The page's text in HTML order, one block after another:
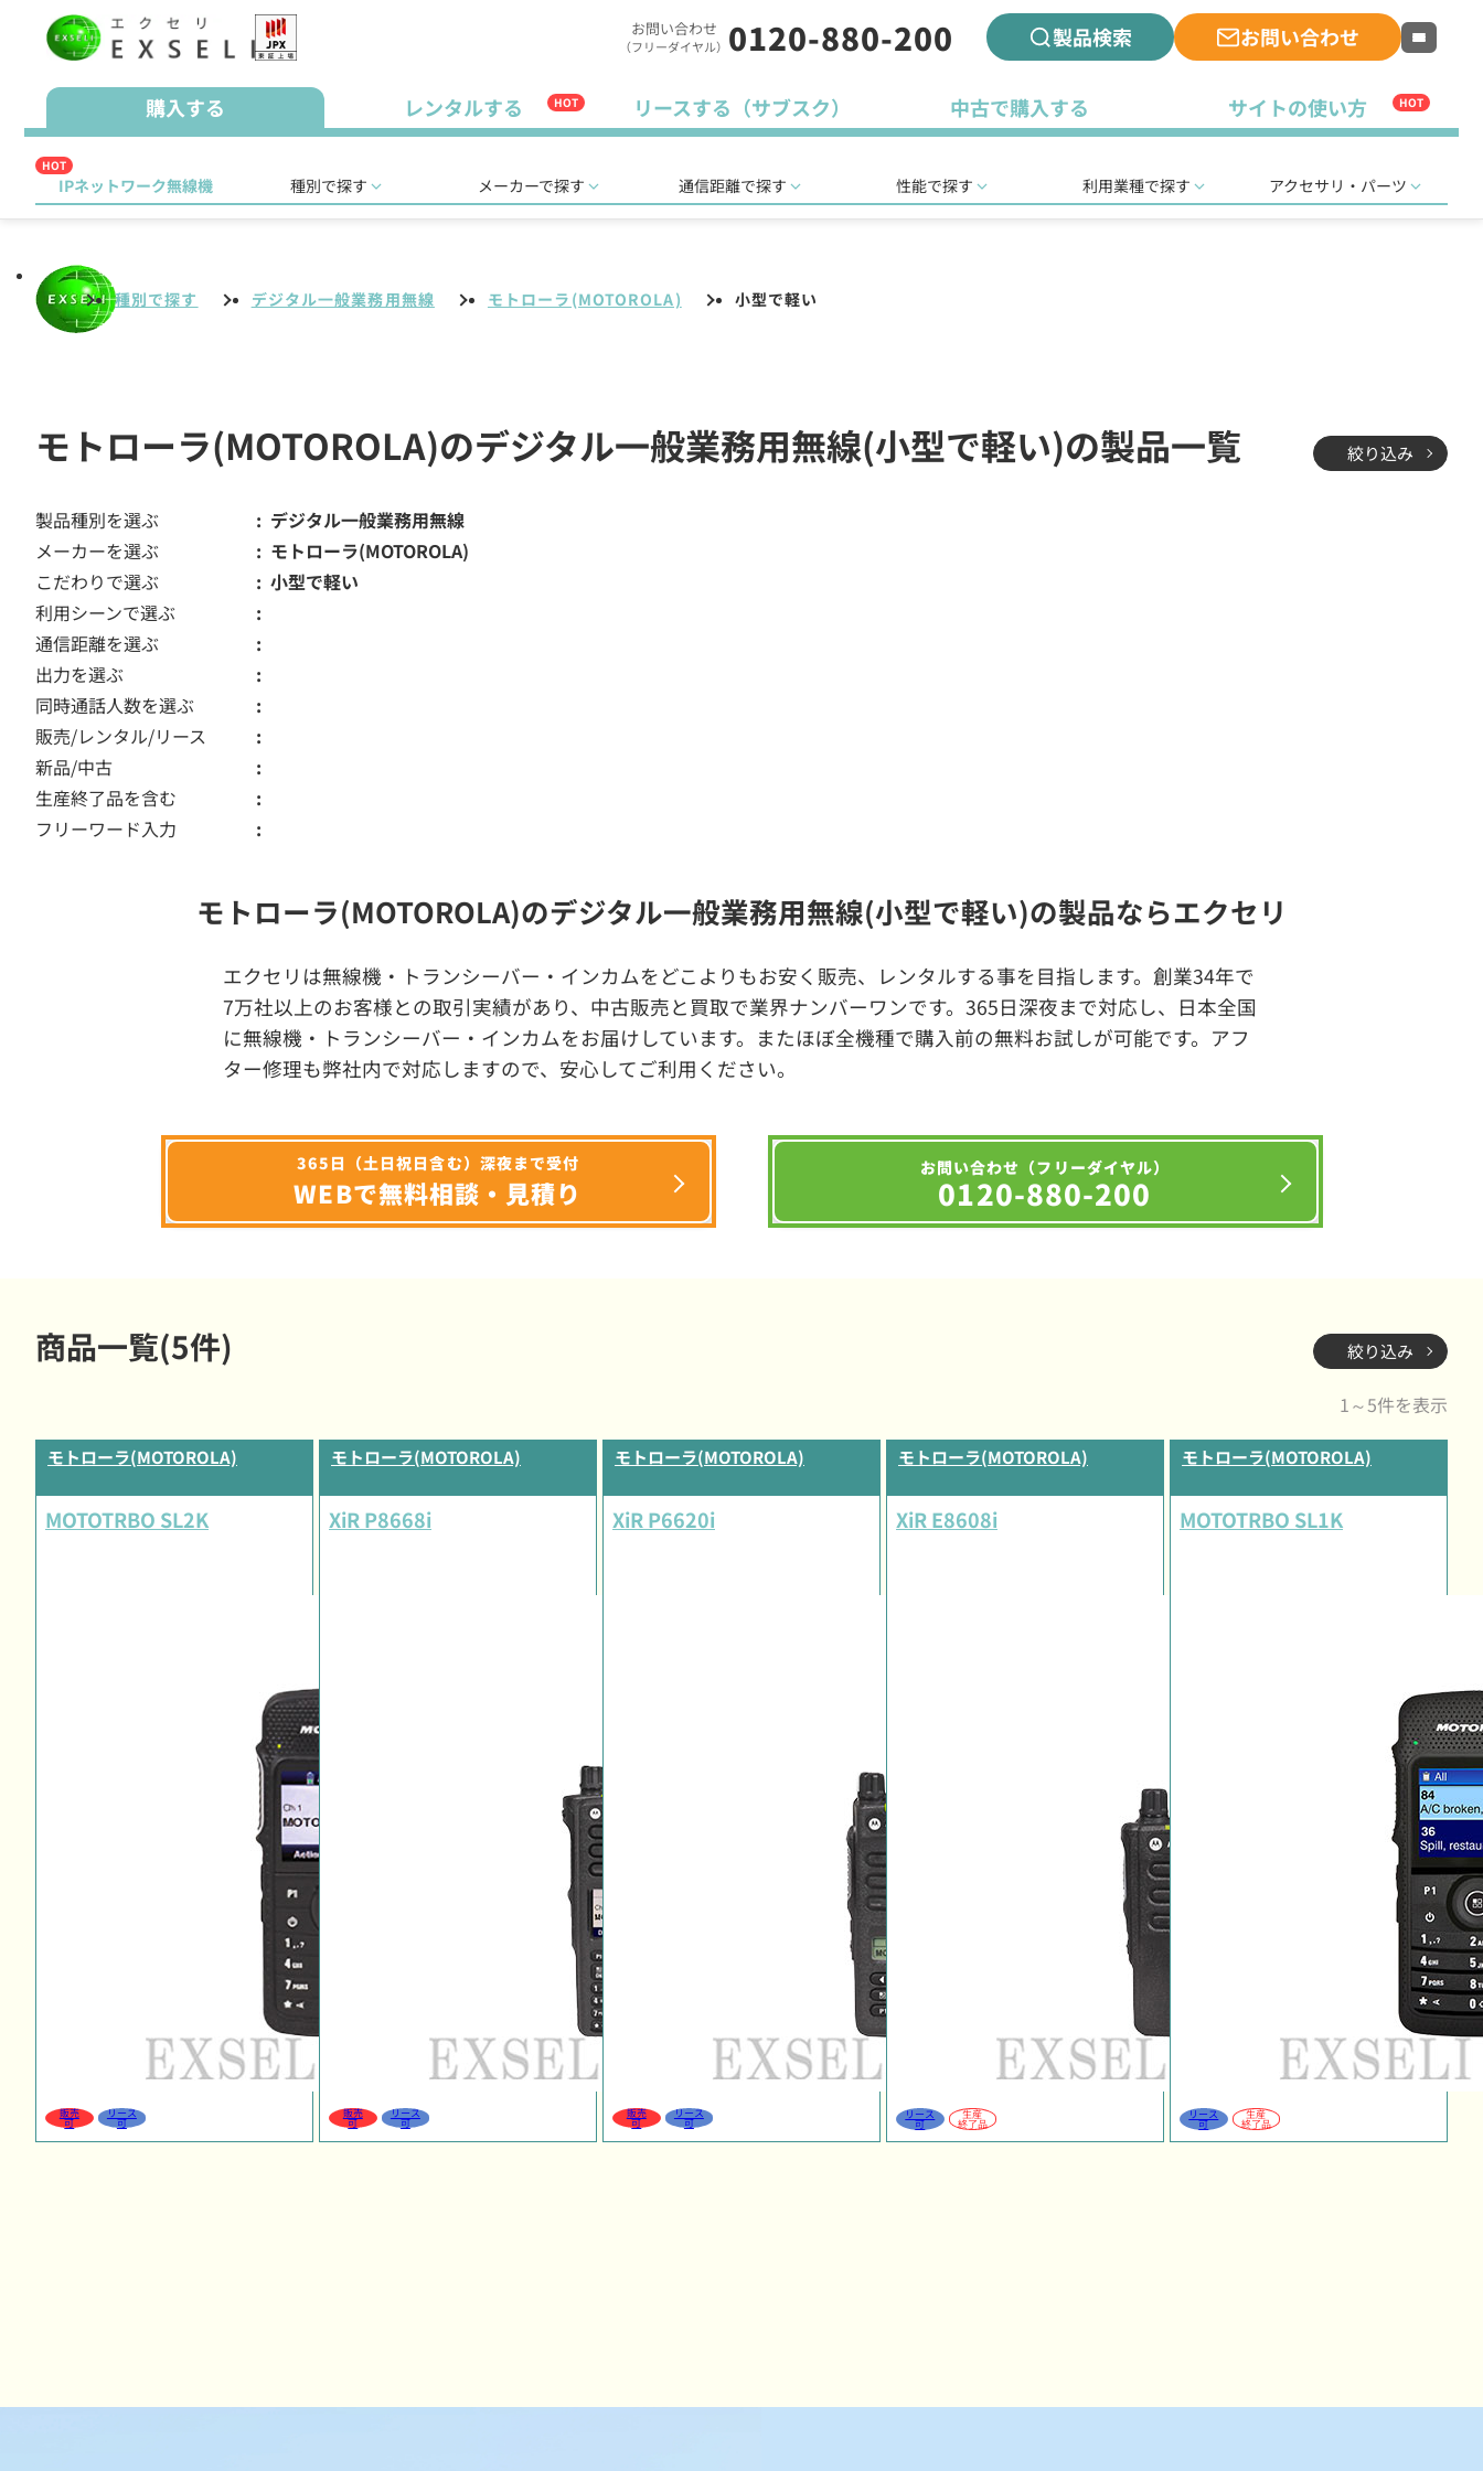
お問い合わせ
（フリーダイヤル） 0120-880-200 製品検索 お問い合わせ
購入する レンタルする HOT リースする（サブスク） 中古で購入する サイトの使い方 HOT
HOT
IPネットワーク無線機 種別で探す メーカーで探す 通信距離で探す 性能で探す 利用業種で探す アクセサリ・パーツ
種別で探す デジタル一般業務用無線 モトローラ(MOTOROLA) 小型で軽い
モトローラ(MOTOROLA)のデジタル一般業務用無線(小型で軽い)の製品一覧 絞り込み
製品種別を選ぶ
デジタル一般業務用無線
メーカーを選ぶ
モトローラ(MOTOROLA)
こだわりで選ぶ
小型で軽い
利用シーンで選ぶ
通信距離を選ぶ
出力を選ぶ
同時通話人数を選ぶ
販売/レンタル/リース
新品/中古
生産終了品を含む
フリーワード入力
モトローラ(MOTOROLA)のデジタル一般業務用無線(小型で軽い)の製品ならエクセリ
エクセリは無線機・トランシーバー・インカムをどこよりもお安く販売、レンタルする事を目指します。創業34年で
7万社以上のお客様との取引実績があり、中古販売と買取で業界ナンバーワンです。365日深夜まで対応し、日本全国
に無線機・トランシーバー・インカムをお届けしています。またほぼ全機種で購入前の無料お試しが可能です。アフ
ター修理も弊社内で対応しますので、安心してご利用ください。
365日（土日祝日含む）深夜まで受付
WEBで無料相談・見積り
お問い合わせ（フリーダイヤル）
0120-880-200
商品一覧(5件) 絞り込み
1～5件を表示
モトローラ(MOTOROLA)
MOTOTRBO SL2K
販売
可
リース
可
モトローラ(MOTOROLA)
XiR P8668i
販売
可
リース
可
モトローラ(MOTOROLA)
XiR P6620i
販売
可
リース
可
モトローラ(MOTOROLA)
XiR E8608i
リース
可
生産
終了品
モトローラ(MOTOROLA)
MOTOTRBO SL1K
リース
可
生産
終了品